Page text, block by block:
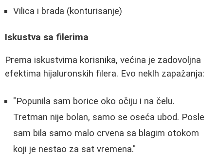
Vilica i brada (konturisanje)
Iskustva sa filerima
Prema iskustvima korisnika, većina je zadovoljna
efektima hijaluronskih filera. Evo neklh zapažanja:
"Popunila sam borice oko očiju i na čelu.
Tretman nije bolan, samo se oseća ubod. Posle
sam bila samo malo crvena sa blagim otokom
koji je nestao za sat vremena."